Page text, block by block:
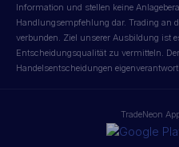
Information und stellen keine
Handlungsempfehlung dar. Trading an
verbunden. Ziel unserer Ausbildung ist
Entscheidungsqualität zu vermitteln.
Handelsentscheidungen
TradeNeon